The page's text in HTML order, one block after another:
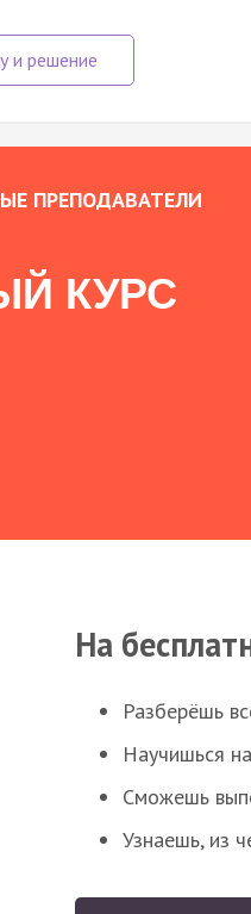
ПРЕПОДАВАТЕЛИ
КУРС
На
Разберёшь
Научишься
Сможешь
Узнаешь, из